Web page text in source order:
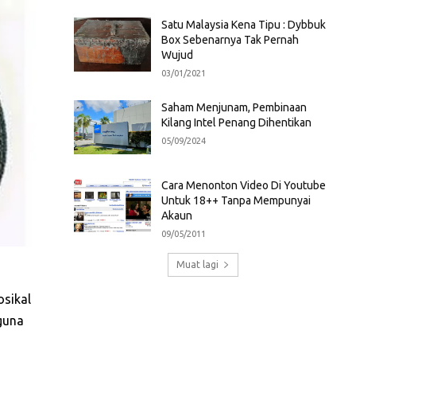
Satu Malaysia Kena Tipu : Dybbuk
Box Sebenarnya Tak Pernah
Wujud
03/01/2021
Saham Menjunam, Pembinaan
Kilang Intel Penang Dihentikan
05/09/2024
Cara Menonton Video Di Youtube
Untuk 18++ Tanpa Mempunyai
Akaun
09/05/2011
Muat lagi